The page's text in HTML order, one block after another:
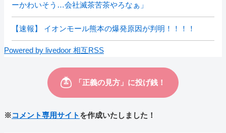
ーかわいそう…会社滅茶苦茶やろなぁ」
【速報】 イオンモール熊本の爆発原因が判明！！！！
Powered by livedoor 相互RSS
※コメント専用サイト を作成いたしました！